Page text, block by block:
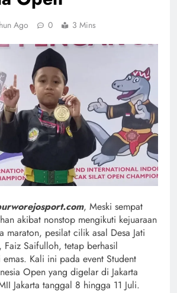
Ago 0 3 Mins
, Meski sempat
akibat nonstop mengikuti kejuaraan
maraton, pesilat cilik asal Desa Jati
Faiz Saifulloh, tetap berhasil
Kali ini pada event Student
Open yang digelar di Jakarta
Jakarta tanggal 8 hingga 11 Juli.